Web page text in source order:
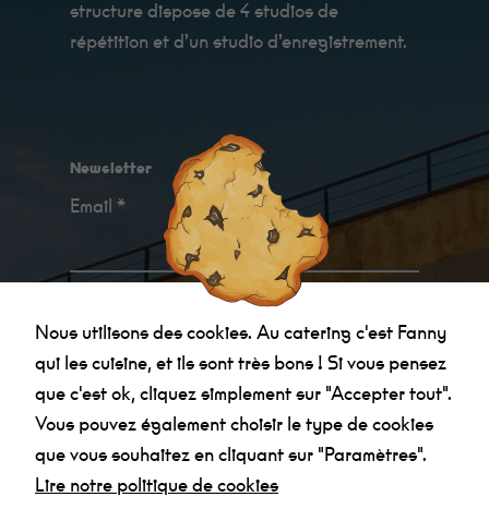
structure dispose de 4 studios de
répétition et d’un studio d’enregistrement.
Newsletter
Email *
Je confirme avoirpris connaissance des
informations relatives à la politique de
confidentialité.
Nous utilisons des cookies. Au catering c'est Fanny
qui les cuisine, et ils sont très bons ! Si vous pensez
que c'est ok, cliquez simplement sur "Accepter tout".
Vous pouvez également choisir le type de cookies
que vous souhaitez en cliquant sur "Paramètres".
Lire notre politique de cookies
Minimum
Ces cookies ne
sont pas
facultatifs. Ils
sont
nécessaires au
fonctionnement
du site Web.